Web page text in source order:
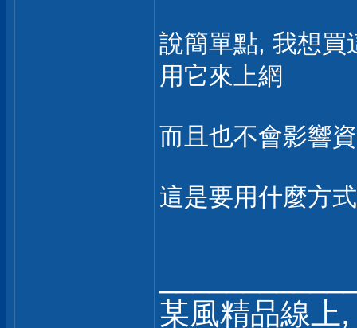
說簡單點, 我想買
用它來上網
而且也不會影響
這是要用什麼方
某風精品線上